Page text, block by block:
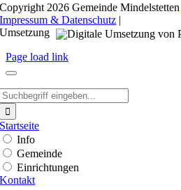
Copyright 2026 Gemeinde
Impressum & Datenschutz |
Umsetzung
Page load link
Startseite
Info
Gemeinde
Einrichtungen
Kontakt